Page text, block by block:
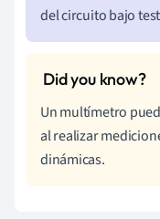
del circuito bajo
Un multímetro
al realizar
dinámicas.